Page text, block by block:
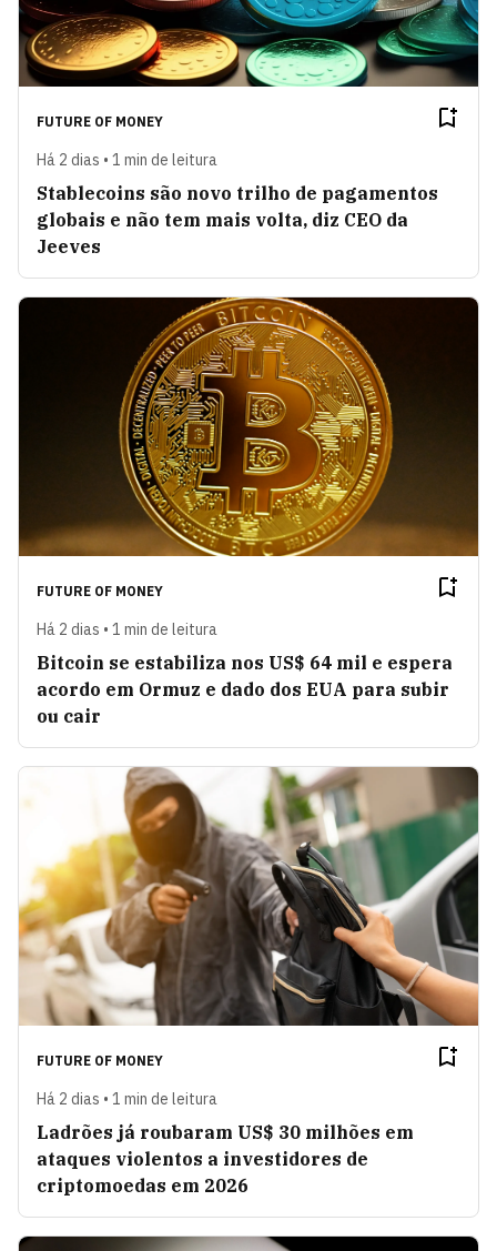
FUTURE OF MONEY
Há 2 dias • 1 min de leitura
Stablecoins são novo trilho de pagamentos
globais e não tem mais volta, diz CEO da
Jeeves
FUTURE OF MONEY
Há 2 dias • 1 min de leitura
Bitcoin se estabiliza nos US$ 64 mil e espera
acordo em Ormuz e dado dos EUA para subir
ou cair
FUTURE OF MONEY
Há 2 dias • 1 min de leitura
Ladrões já roubaram US$ 30 milhões em
ataques violentos a investidores de
criptomoedas em 2026